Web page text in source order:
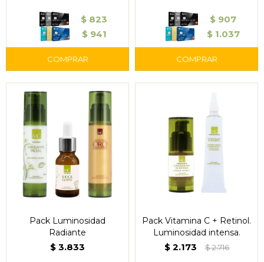
$ 823
$ 941
$ 907
$ 1.037
Pack Luminosidad
Radiante
$ 3.833
Pack Vitamina C + Retinol.
Luminosidad intensa.
$ 2.173 $2.716